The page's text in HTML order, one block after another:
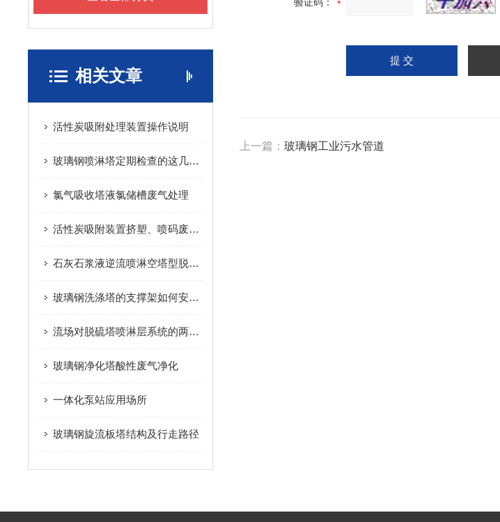
相关文章
活性炭吸附处理装置操作说明
玻璃钢喷淋塔定期检查的这几点有没有做到位？
氯气吸收塔液氯储槽废气处理
活性炭吸附装置挤塑、喷码废气治理
石灰石浆液逆流喷淋空塔型脱硫塔
玻璃钢洗涤塔的支撑架如何安装紧固？
流场对脱硫塔喷淋层系统的两个影响
玻璃钢净化塔酸性废气净化
一体化泵站应用场所
玻璃钢旋流板塔结构及行走路径
上一篇： 玻璃钢工业污水管道